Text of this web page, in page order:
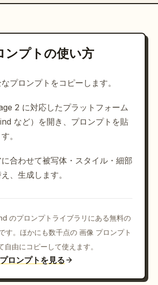
ンプトの使い方
プロンプトをコピーします。
2 に対応したプラットフォーム
など）を開き、プロンプトを貼
。
合わせて被写体・スタイル・細部
、生成します。
のプロンプトライブラリにある無料の
す。ほかにも数千点の 画像 プロンプト
自由にコピーして使えます。
ロンプトを見る